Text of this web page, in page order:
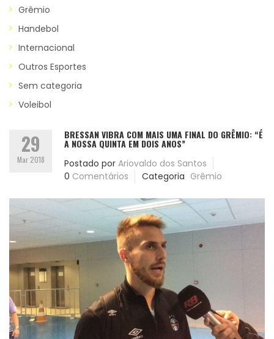
Grêmio
Handebol
Internacional
Outros Esportes
Sem categoria
Voleibol
29
Mar 2018
BRESSAN VIBRA COM MAIS UMA FINAL DO GRÊMIO: “É
A NOSSA QUINTA EM DOIS ANOS”
Postado por Ariovaldo dos Santos
0 Comentários Categoria Grêmio